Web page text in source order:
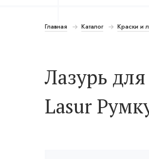
Главная Каталог Краски и
Лазурь
Lasur